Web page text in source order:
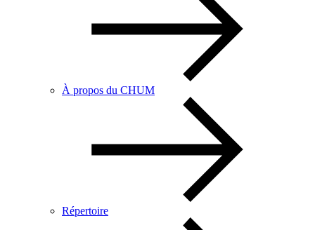
À propos du CHUM
Répertoire